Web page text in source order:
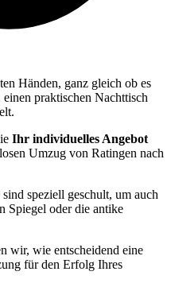
Händen, ganz gleich ob es
praktischen Nachttisch
Ihr individuelles Angebot
Umzug von Ratingen nach
sind speziell geschult, um auch
Spiegel oder die antike
wir, wie entscheidend eine
für den Erfolg Ihres